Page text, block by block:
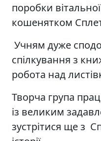
поробки
кошенятком
Учням дуже
спілкування з
робота над
Творча група
із великим
зустрітися ще з